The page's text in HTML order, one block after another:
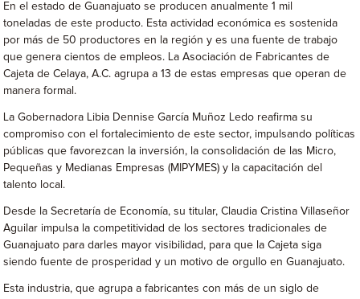
En el estado de Guanajuato se producen anualmente 1 mil
toneladas de este producto. Esta actividad económica es sostenida
por más de 50 productores en la región y es una fuente de trabajo
que genera cientos de empleos. La Asociación de Fabricantes de
Cajeta de Celaya, A.C. agrupa a 13 de estas empresas que operan de
manera formal.
La Gobernadora Libia Dennise García Muñoz Ledo reafirma su
compromiso con el fortalecimiento de este sector, impulsando políticas
públicas que favorezcan la inversión, la consolidación de las Micro,
Pequeñas y Medianas Empresas (MIPYMES) y la capacitación del
talento local.
Desde la Secretaría de Economía, su titular, Claudia Cristina Villaseñor
Aguilar impulsa la competitividad de los sectores tradicionales de
Guanajuato para darles mayor visibilidad, para que la Cajeta siga
siendo fuente de prosperidad y un motivo de orgullo en Guanajuato.
Esta industria, que agrupa a fabricantes con más de un siglo de